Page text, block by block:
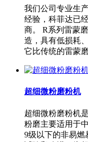
我们公司专业生
经验，科菲达已
商。 R系列雷蒙
造，具有低损耗
它比传统的雷蒙
超细微粉磨粉机
超细微粉磨粉机
粉磨主要适用于
9级以下的非易燃